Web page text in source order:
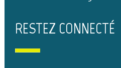
RESTEZ CONNECTÉ